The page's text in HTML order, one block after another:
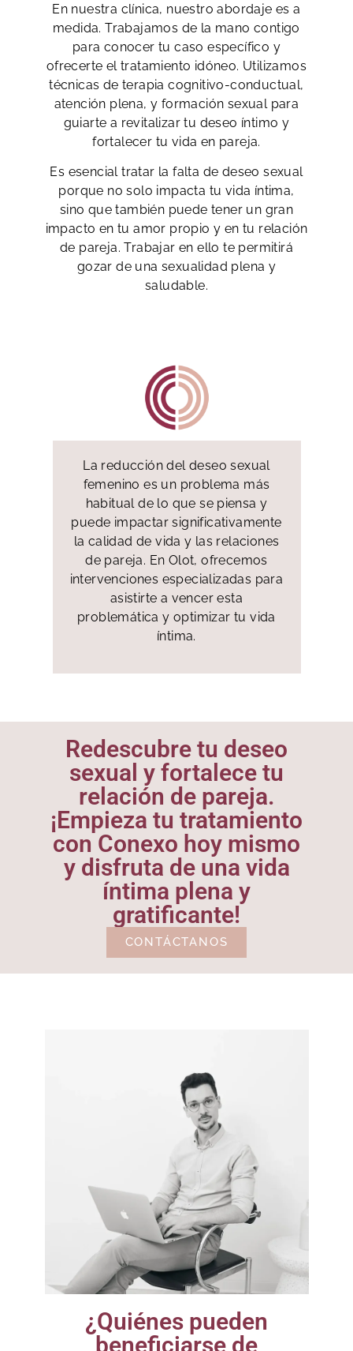
En nuestra clínica, nuestro abordaje es a
medida. Trabajamos de la mano contigo
para conocer tu caso específico y
ofrecerte el tratamiento idóneo. Utilizamos
técnicas de terapia cognitivo-conductual,
atención plena, y formación sexual para
guiarte a revitalizar tu deseo íntimo y
fortalecer tu vida en pareja.
Es esencial tratar la falta de deseo sexual
porque no solo impacta tu vida íntima,
sino que también puede tener un gran
impacto en tu amor propio y en tu relación
de pareja. Trabajar en ello te permitirá
gozar de una sexualidad plena y
saludable.
La reducción del deseo sexual
femenino es un problema más
habitual de lo que se piensa y
puede impactar significativamente
la calidad de vida y las relaciones
de pareja. En Olot, ofrecemos
intervenciones especializadas para
asistirte a vencer esta
problemática y optimizar tu vida
íntima.
Redescubre tu deseo
sexual y fortalece tu
relación de pareja.
¡Empieza tu tratamiento
con Conexo hoy mismo
y disfruta de una vida
íntima plena y
gratificante!
CONTÁCTANOS
¿Quiénes pueden
beneficiarse de